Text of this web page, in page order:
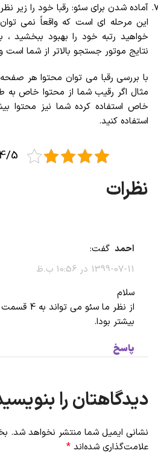
آماده شدن برای سئو: رقبا خود را زیر
این مرحله ای است که واقعاً نمی
خواهید رتبه خود را بهبود ببخشید
نتایج موتور جستجو بالاتر از شما است
با بررسی رقبا می توان محتوا هر
مثال اگر رقیب شما از محتوا خاص
خاص استفاده کرده شما نیز محتوا
استفاده کنید.
4/5 - (1
احمد گفت:
1399-07-11 در 10:56 ب.ظ
سلام
از نظر ما سئو می تواند به 4 قسمت تقسیم شود:
بیشتر بودا.
پاسخ
دیدگاهتان را
نشانی ایمیل شما منتشر نخواهد شد.
علامت‌گذاری شده‌اند *